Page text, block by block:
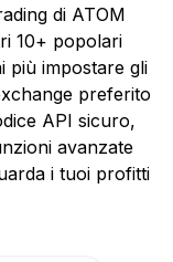
di ATOM
10+ popolari
più impostare gli
preferito
API sicuro,
avanzate
i tuoi profitti